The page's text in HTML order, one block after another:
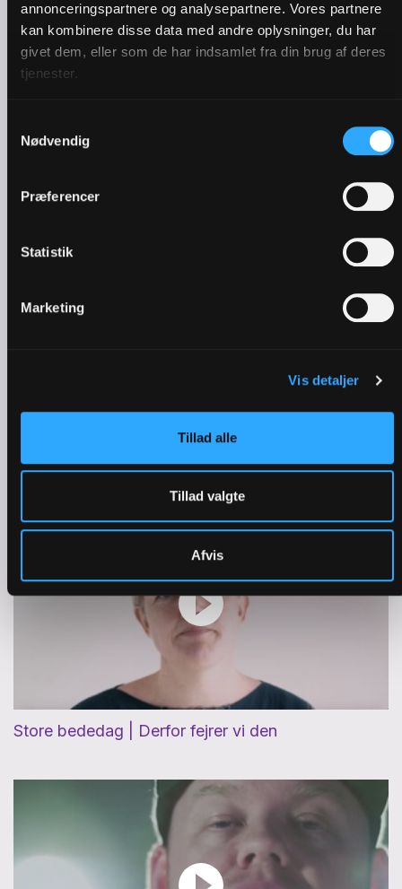
annonceringspartnere og analysepartnere. Vores partnere
kan kombinere disse data med andre oplysninger, du har
givet dem, eller som de har indsamlet fra din brug af deres
tjenester.
Nødvendig
Præferencer
Statistik
Marketing
Vis detaljer
Tillad alle
Tillad valgte
Afvis
Pinse | Derfor spiser vi fisk
Store bededag | Derfor fejrer vi den